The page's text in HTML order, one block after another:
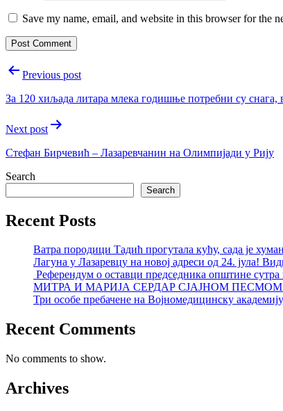
Save my name, email, and website in this browser for the
PostPrevious post
За 120 хиљада литара млека годишње потребни су
Next post
Стефан Бирчевић – Лазаревчанин на Oлимпијади у Рију
Search
Search
Recent Posts
Ватра породици Тадић прогутала кућу, сада је
Лагуна у Лазаревцу на новој адреси од 24. јула!
Референдум о оставци председника општине
МИТРА И МАРИЈА СЕРДАР СЈАЈНОМ
Три особе пребачене на Војномедицинску
Recent Comments
No comments to show.
Archives